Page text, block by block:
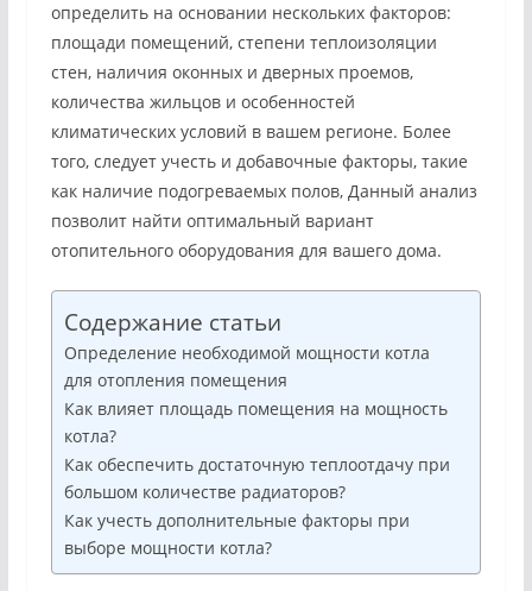
определить на основании нескольких факторов:
площади помещений, степени теплоизоляции
стен, наличия оконных и дверных проемов,
количества жильцов и особенностей
климатических условий в вашем регионе. Более
того, следует учесть и добавочные факторы, такие
как наличие подогреваемых полов, Данный анализ
позволит найти оптимальный вариант
отопительного оборудования для вашего дома.
Содержание статьи
Определение необходимой мощности котла
для отопления помещения
Как влияет площадь помещения на мощность
котла?
Как обеспечить достаточную теплоотдачу при
большом количестве радиаторов?
Как учесть дополнительные факторы при
выборе мощности котла?